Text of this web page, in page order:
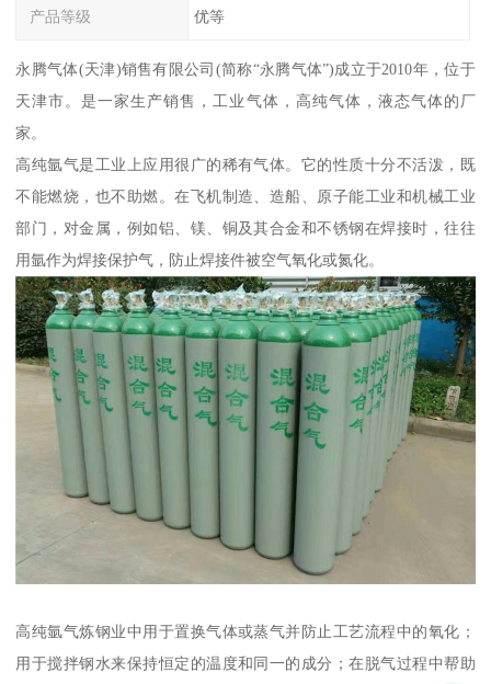
产品等级 优等
永腾气体(天津)销售有限公司(简称“永腾气体”)成立于2010年，位于
天津市。是一家生产销售，工业气体，高纯气体，液态气体的厂
家。
高纯氩气是工业上应用很广的稀有气体。它的性质十分不活泼，既
不能燃烧，也不助燃。在飞机制造、造船、原子能工业和机械工业
部门，对金属，例如铝、镁、铜及其合金和不锈钢在焊接时，往往
用氩作为焊接保护气，防止焊接件被空气氧化或氮化。
高纯氩气炼钢业中用于置换气体或蒸气并防止工艺流程中的氧化；
用于搅拌钢水来保持恒定的温度和同一的成分；在脱气过程中帮助